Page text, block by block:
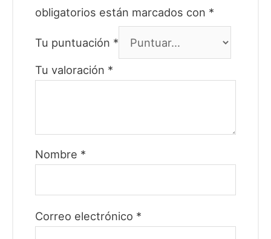
obligatorios están marcados con *
Tu puntuación *
Tu valoración *
Nombre *
Correo electrónico *